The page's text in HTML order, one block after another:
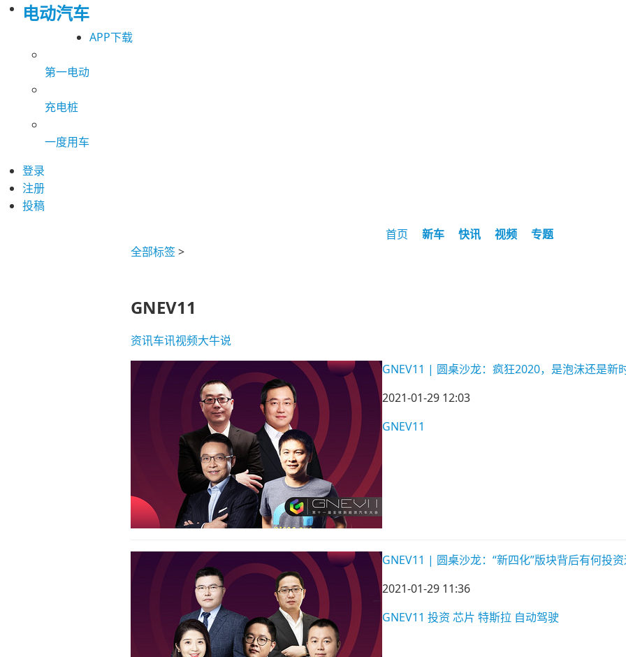
电动汽车
APP下载
第一电动
充电桩
一度用车
登录
注册
投稿
首页
新车 快讯 视频
专题
全部标签>
GNEV11
资讯车讯视频大牛说
GNEV11 | 圆桌沙龙：疯狂2020，是泡沫还是新
2021-01-29 12:03
GNEV11
GNEV11 | 圆桌沙龙：“新四化”版块背后有何投
2021-01-29 11:36
GNEV11 投资 芯片 特斯拉 自动驾驶